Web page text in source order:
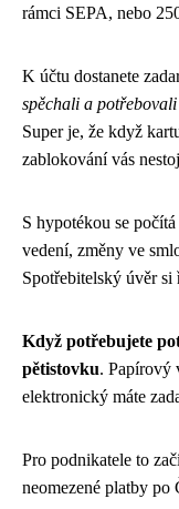
rámci SEPA, nebo
K účtu dostanete
spěchali a
Super je, že když
zablokování vás
S hypotékou se
vedení, změny ve
Spotřebitelský úvěr si
Když potřebujete
pětistovku. Papírový
elektronický máte
Pro podnikatele to
neomezené platby po